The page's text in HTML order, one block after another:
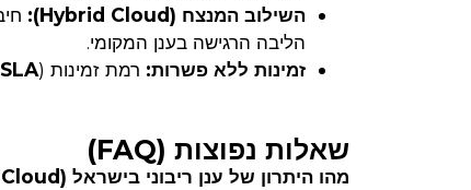
השילוב המנצח (Hybrid Cloud):
הליבה הרגישה בענן המקומי.
זמינות ללא פשרות: רמת זמינות (SLA
שאלות נפוצות (FAQ)
מהו היתרון של ענן ריבוני בישראל (Sovereign Cloud) על פני ענן גלובלי?